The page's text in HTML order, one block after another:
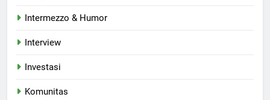
Intermezzo & Humor
Interview
Investasi
Komunitas